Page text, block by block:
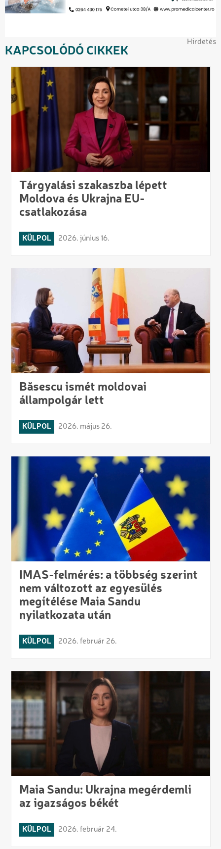
Hirdetés
KAPCSOLÓDÓ CIKKEK
Tárgyalási szakaszba lépett
Moldova és Ukrajna EU-
csatlakozása
KÜLPOL 2026. június 16.
Băsescu ismét moldovai
állampolgár lett
KÜLPOL 2026. május 26.
IMAS-felmérés: a többség szerint
nem változott az egyesülés
megítélése Maia Sandu
nyilatkozata után
KÜLPOL 2026. február 26.
Maia Sandu: Ukrajna megérdemli
az igazságos békét
KÜLPOL 2026. február 24.